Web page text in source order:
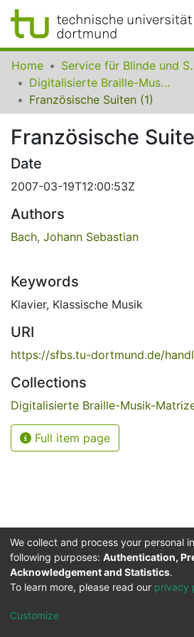
Communities
Collections
FAQ
Home
Service für
Digitalisierte Braille-Musik-Matrizen des VzfB
Französische Suiten (1)
Französische
Date
2007-03-19T12:00:53Z
Authors
Bach, Johann Sebastian
Keywords
Klavier, Klassische Musik
URI
https://sfbs.tu-dortmund.de/
Collections
Digitalisierte Braille-Musik-
Full item page
Service for the Blind and
ITMC
Cookie
We collect and process your personal
following purposes: Authentication,
Acknowledgement and Statistics.
To learn more, please read our privacy
Customize